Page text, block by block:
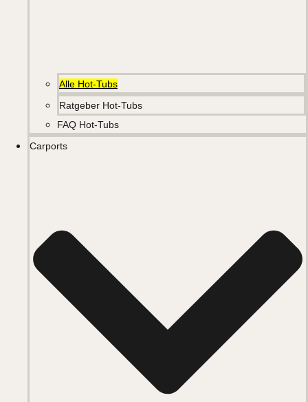
Alle Hot-Tubs
Ratgeber Hot-Tubs
FAQ Hot-Tubs
Carports